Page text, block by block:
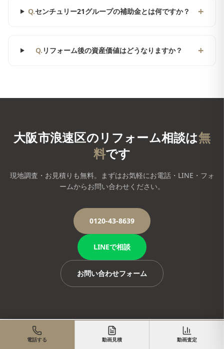
Q.センチュリー21グループの補助金とは何ですか？ +
Q. リフォーム後の資産価値はどうなりますか？ +
大阪市浪速区のリフォーム相談は無
料です
現地調査・お見積りも無料。まずはお気軽にお電話・LINE・フォ
ームからお問い合わせください。
0120-43-8639
LINEで相談
お問い合わせフォーム
電話する 動画見積 動画査定